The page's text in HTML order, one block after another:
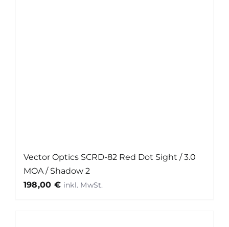
Vector Optics SCRD-82 Red Dot Sight / 3.0
MOA / Shadow 2
198,00 €